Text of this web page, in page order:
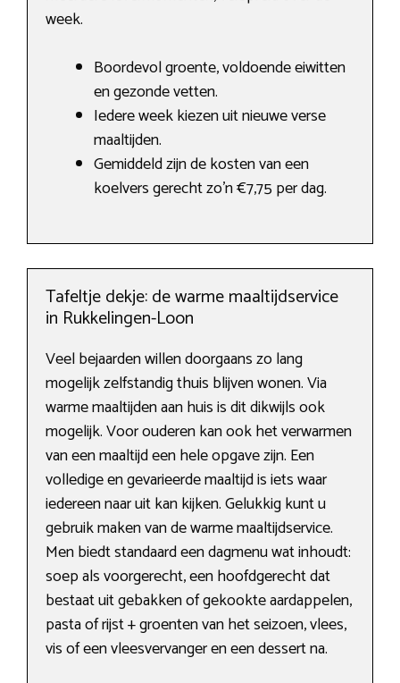
week.
Boordevol groente, voldoende eiwitten
en gezonde vetten.
Iedere week kiezen uit nieuwe verse
maaltijden.
Gemiddeld zijn de kosten van een
koelvers gerecht zo’n €7,75 per dag.
Tafeltje dekje: de warme maaltijdservice
in Rukkelingen-Loon
Veel bejaarden willen doorgaans zo lang
mogelijk zelfstandig thuis blijven wonen. Via
warme maaltijden aan huis is dit dikwijls ook
mogelijk. Voor ouderen kan ook het verwarmen
van een maaltijd een hele opgave zijn. Een
volledige en gevarieerde maaltijd is iets waar
iedereen naar uit kan kijken. Gelukkig kunt u
gebruik maken van de warme maaltijdservice.
Men biedt standaard een dagmenu wat inhoudt:
soep als voorgerecht, een hoofdgerecht dat
bestaat uit gebakken of gekookte aardappelen,
pasta of rijst + groenten van het seizoen, vlees,
vis of een vleesvervanger en een dessert na.